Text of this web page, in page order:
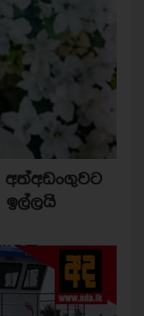
ඉල්ලයි